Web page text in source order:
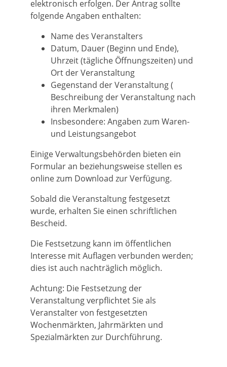
elektronisch erfolgen. Der Antrag sollte
folgende Angaben enthalten:
Name des Veranstalters
Datum, Dauer (Beginn und Ende),
Uhrzeit (tägliche Öffnungszeiten) und
Ort der Veranstaltung
Gegenstand der Veranstaltung (
Beschreibung der Veranstaltung nach
ihren Merkmalen)
Insbesondere: Angaben zum Waren-
und Leistungsangebot
Einige Verwaltungsbehörden bieten ein
Formular an beziehungsweise stellen es
online zum Download zur Verfügung.
Sobald die Veranstaltung festgesetzt
wurde, erhalten Sie einen schriftlichen
Bescheid.
Die Festsetzung kann im öffentlichen
Interesse mit Auflagen verbunden werden;
dies ist auch nachträglich möglich.
Achtung: Die Festsetzung der
Veranstaltung verpflichtet Sie als
Veranstalter von festgesetzten
Wochenmärkten, Jahrmärkten und
Spezialmärkten zur Durchführung.